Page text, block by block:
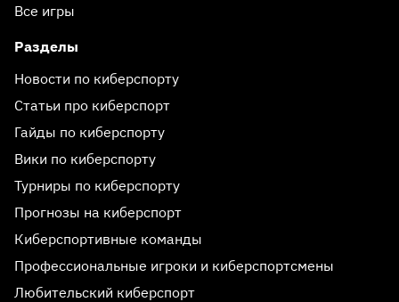
Все игры
Разделы
Новости по киберспорту
Статьи про киберспорт
Гайды по киберспорту
Вики по киберспорту
Турниры по киберспорту
Прогнозы на киберспорт
Киберспортивные команды
Профессиональные игроки и киберспортсмены
Любительский киберспорт